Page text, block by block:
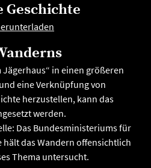
Geschichte
Jägerhaus“ in einen größeren
eine Verknüpfung von
herzustellen, kann das
werden.
Das Bundesministeriums für
das Wandern offensichtlich
Thema untersucht.